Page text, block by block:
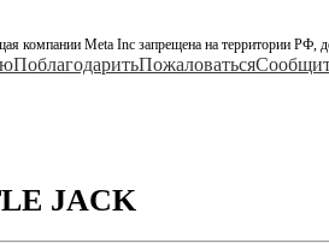
компании Meta Inc запрещена на территории РФ,
ПоблагодаритьПожаловаться
JACK